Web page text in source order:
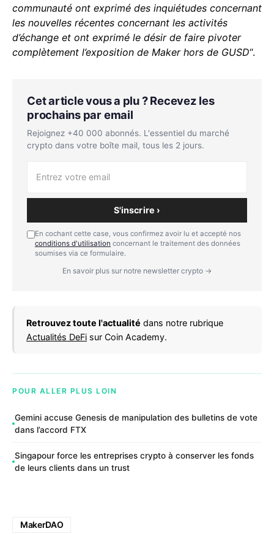
communauté ont exprimé des inquiétudes concernant
les nouvelles récentes concernant les activités
d’échange et ont exprimé le désir de faire pivoter
complètement l’exposition de Maker hors de GUSD“.
Cet article vous a plu ? Recevez les
prochains par email
Rejoignez +40 000 abonnés. L'essentiel du marché
crypto dans votre boîte mail, tous les 2 jours.
S'inscrire ›
En cochant cette case, vous confirmez avoir lu et accepté nos
conditions d'utilisation concernant le traitement des données
soumises via ce formulaire.
En savoir plus sur notre newsletter crypto →
Retrouvez toute l'actualité dans notre rubrique
Actualités DeFi sur Coin Academy.
POUR ALLER PLUS LOIN
Gemini accuse Genesis de manipulation des bulletins de vote
dans l’accord FTX
Singapour force les entreprises crypto à conserver les fonds
de leurs clients dans un trust
MakerDAO